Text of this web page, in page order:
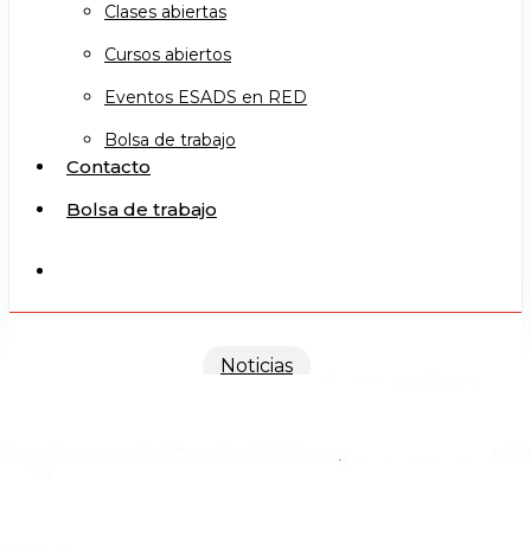
Clases abiertas
Cursos abiertos
Eventos ESADS en RED
Bolsa de trabajo
Contacto
Bolsa de trabajo
Noticias